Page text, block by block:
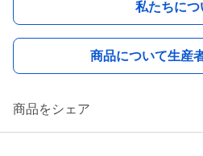
私たちにつ
商品について生産
商品をシェア